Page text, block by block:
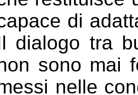
di
dialogo tra
sono mai
nelle